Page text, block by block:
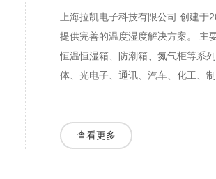
上海拉凯电子科技有限公司 创建
提供完善的温度湿度解决方案。 主
恒温恒湿箱、防潮箱、氮气柜等系
体、光电子、通讯、汽车、化工、
查看更多